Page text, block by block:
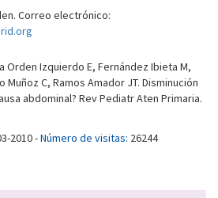
Correo electrónico:
Orden Izquierdo E, Fernández Ibieta M,
Muñoz C, Ramos Amador JT. Disminución
abdominal? Rev Pediatr Aten Primaria.
2010 -Número de visitas: 26244